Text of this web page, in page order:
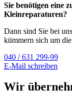
Sie benötigen eine
Kleinreparaturen?
Dann sind Sie bei
kümmern sich um
040 / 631 299-99
E-Mail schreiben
Wir